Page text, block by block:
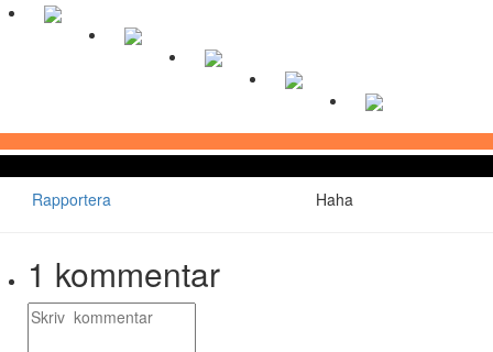
Rapportera Haha
1 kommentar